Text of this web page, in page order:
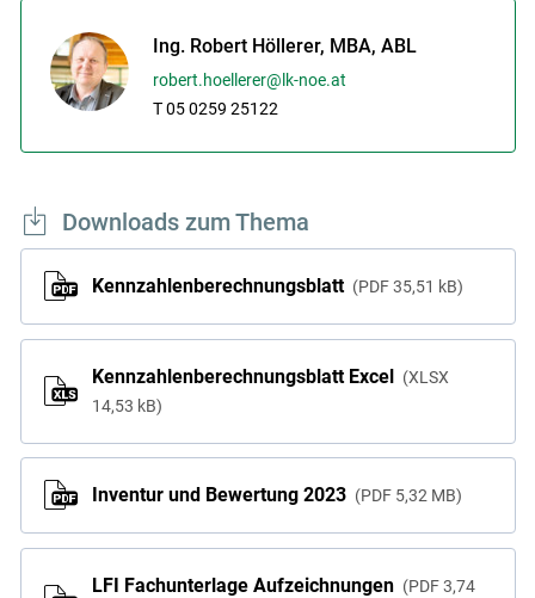
Ing. Robert Höllerer, MBA, ABL
robert.hoellerer@lk-noe.at
T 05 0259 25122
Downloads zum Thema
Kennzahlenberechnungsblatt PDF 35,51 kB
Kennzahlenberechnungsblatt Excel
XLSX
14,53 kB
Inventur und Bewertung 2023 PDF 5,32 MB
LFI Fachunterlage Aufzeichnungen PDF 3,74